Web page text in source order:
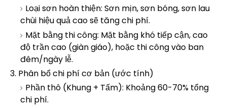
Loại sơn hoàn thiện: Sơn mịn, sơn bóng, sơn lau
chùi hiệu quả cao sẽ tăng chi phí.
Mặt bằng thi công: Mặt bằng khó tiếp cận, cao
độ trần cao (giàn giáo), hoặc thi công vào ban
đêm/ngày lễ.
3. Phân bổ chi phí cơ bản (ước tính)
Phần thô (Khung + Tấm): Khoảng 60-70% tổng
chi phí.